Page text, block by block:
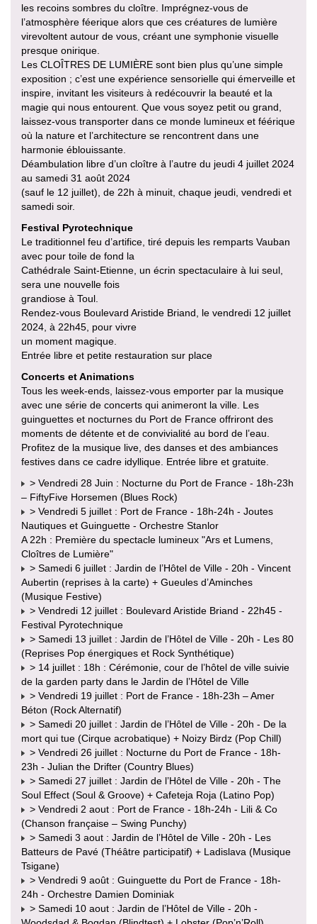
les recoins sombres du cloître. Imprégnez-vous de
l’atmosphère féerique alors que ces créatures de lumière
virevoltent autour de vous, créant une symphonie visuelle
presque onirique.
Les CLOÎTRES DE LUMIÈRE sont bien plus qu’une simple
exposition ; c’est une expérience sensorielle qui émerveille et
inspire, invitant les visiteurs à redécouvrir la beauté et la
magie qui nous entourent. Que vous soyez petit ou grand,
laissez-vous transporter dans ce monde lumineux et féérique
où la nature et l’architecture se rencontrent dans une
harmonie éblouissante.
Déambulation libre d’un cloître à l’autre du jeudi 4 juillet 2024
au samedi 31 août 2024
(sauf le 12 juillet), de 22h à minuit, chaque jeudi, vendredi et
samedi soir.
Festival Pyrotechnique
Le traditionnel feu d’artifice, tiré depuis les remparts Vauban
avec pour toile de fond la
Cathédrale Saint-Etienne, un écrin spectaculaire à lui seul,
sera une nouvelle fois
grandiose à Toul.
Rendez-vous Boulevard Aristide Briand, le vendredi 12 juillet
2024, à 22h45, pour vivre
un moment magique.
Entrée libre et petite restauration sur place
Concerts et Animations
Tous les week-ends, laissez-vous emporter par la musique
avec une série de concerts qui animeront la ville. Les
guinguettes et nocturnes du Port de France offriront des
moments de détente et de convivialité au bord de l’eau.
Profitez de la musique live, des danses et des ambiances
festives dans ce cadre idyllique. Entrée libre et gratuite.
> Vendredi 28 Juin : Nocturne du Port de France - 18h-23h
– FiftyFive Horsemen (Blues Rock)
> Vendredi 5 juillet : Port de France - 18h-24h - Joutes
Nautiques et Guinguette - Orchestre Stanlor
A 22h : Première du spectacle lumineux "Ars et Lumens,
Cloîtres de Lumière"
> Samedi 6 juillet : Jardin de l’Hôtel de Ville - 20h - Vincent
Aubertin (reprises à la carte) + Gueules d’Aminches
(Musique Festive)
> Vendredi 12 juillet : Boulevard Aristide Briand - 22h45 -
Festival Pyrotechnique
> Samedi 13 juillet : Jardin de l’Hôtel de Ville - 20h - Les 80
(Reprises Pop énergiques et Rock Synthétique)
> 14 juillet : 18h : Cérémonie, cour de l’hôtel de ville suivie
de la garden party dans le Jardin de l’Hôtel de Ville
> Vendredi 19 juillet : Port de France - 18h-23h – Amer
Béton (Rock Alternatif)
> Samedi 20 juillet : Jardin de l’Hôtel de Ville - 20h - De la
mort qui tue (Cirque acrobatique) + Noizy Birdz (Pop Chill)
> Vendredi 26 juillet : Nocturne du Port de France - 18h-
23h - Julian the Drifter (Country Blues)
> Samedi 27 juillet : Jardin de l’Hôtel de Ville - 20h - The
Soul Effect (Soul & Groove) + Cafeteja Roja (Latino Pop)
> Vendredi 2 aout : Port de France - 18h-24h - Lili & Co
(Chanson française – Swing Punchy)
> Samedi 3 aout : Jardin de l’Hôtel de Ville - 20h - Les
Batteurs de Pavé (Théâtre participatif) + Ladislava (Musique
Tsigane)
> Vendredi 9 août : Guinguette du Port de France - 18h-
24h - Orchestre Damien Dominiak
> Samedi 10 aout : Jardin de l’Hôtel de Ville - 20h -